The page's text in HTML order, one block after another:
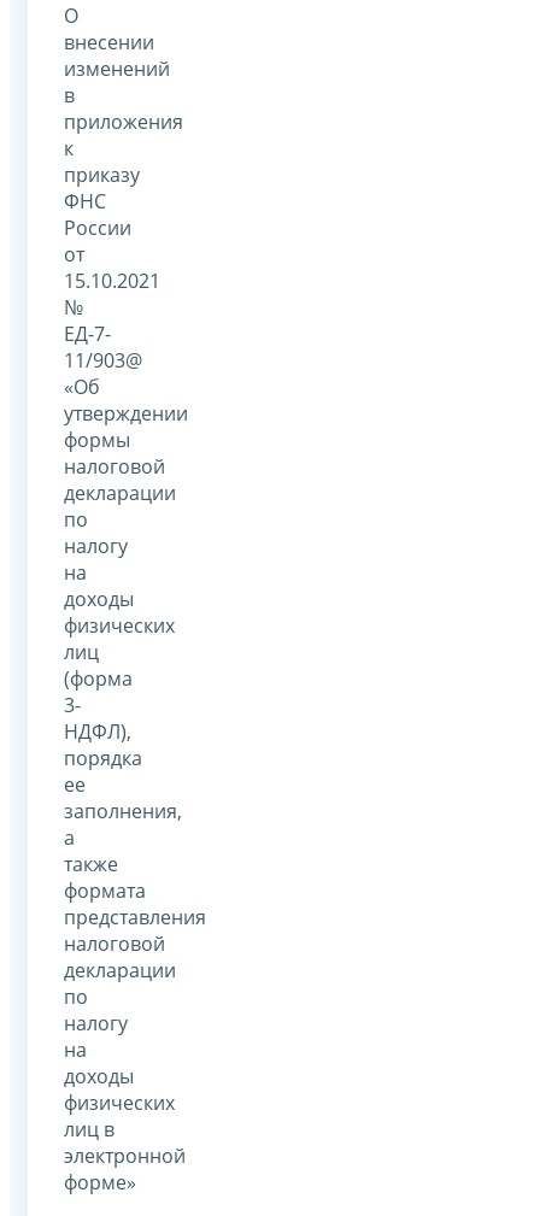
О
внесении
изменений
в
приложения
к
приказу
ФНС
России
от
15.10.2021
№
ЕД-7-
11/903@
«Об
утверждении
формы
налоговой
декларации
по
налогу
на
доходы
физических
лиц
(форма
3-
НДФЛ),
порядка
ее
заполнения,
а
также
формата
представления
налоговой
декларации
по
налогу
на
доходы
физических
лиц в
электронной
форме»